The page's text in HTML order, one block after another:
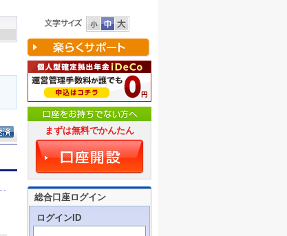
まずは無料でかんたん
総合口座ログイン
ログインID